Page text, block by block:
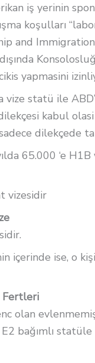
iş yerinin
koşulları
and
yapmasini
vize statü ile
kabul
dilekçede
65.000 ‘e H1B
vizesidir
içerinde ise, o
Fertleri
olan
bağımlı